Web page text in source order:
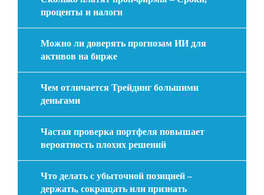
проценты и налоги
Можно ли доверять прогнозам ИИ для
активов на бирже
Чем отличается Трейдинг большими
деньгами
Частая проверка портфеля повышает
вероятность плохих решений
Что делать с убыточной позицией –
держать, сокращать или признать